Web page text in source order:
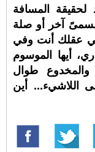
لحقيقة المسافة
مسمىً آخر أو صلة
في عقلك أنت وفي
أيها الموسوم
والمخدوع طوال
اللاشيء... أين